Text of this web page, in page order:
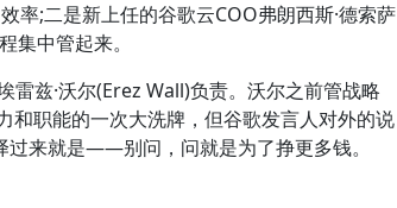
率;二是新上任的谷歌云COO弗朗西斯·德索萨
集中管起来。
兹·沃尔(Erez Wall)负责。沃尔之前管战略
和职能的一次大洗牌，但谷歌发言人对外的说
过来就是——别问，问就是为了挣更多钱。